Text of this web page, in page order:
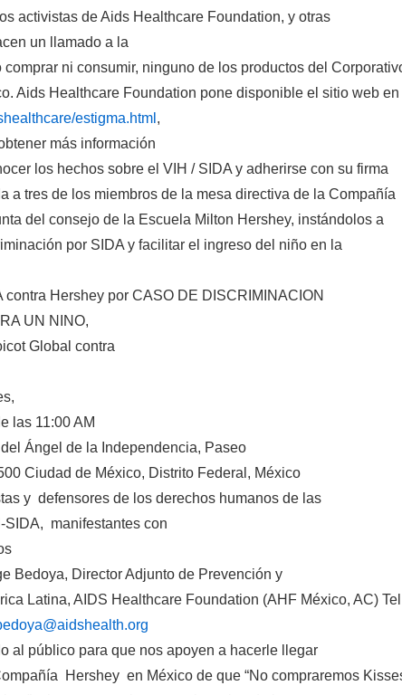
activistas de Aids Healthcare Foundation, y otras
un llamado a la
comprar ni consumir, ninguno de los productos del
Aids Healthcare Foundation pone disponible el sitio web en
estigma.html ,
más información
los hechos sobre el VIH / SIDA y adherirse con su firma
a tres de los miembros de la mesa directiva de la Compañía
del consejo de la Escuela Milton Hershey, instándolos a
por SIDA y facilitar el ingreso del niño en la
contra Hershey por CASO DE DISCRIMINACION
UN NINO,
Global contra
las 11:00 AM
Ángel de la Independencia, Paseo
Ciudad de México, Distrito Federal, México
y defensores de los derechos humanos de las
SIDA, manifestantes con
Bedoya, Director Adjunto de Prevención y
Latina, AIDS Healthcare Foundation (AHF México, AC)
al público para que nos apoyen a hacerle llegar
Hershey en México de que “No compraremos